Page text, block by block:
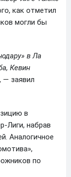
как отметил
могли бы
в Ла
Кевин
, — заявил
в
Лиги, набрав
Аналогичное
по